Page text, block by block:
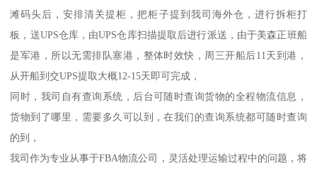
滩码头后，安排清关提柜，把柜子提到我司海外仓，进行拆柜打
板，送UPS仓库，由UPS仓库扫描提取后进行派送，由于美森正班船
是军港，所以无需排队塞港，整体时效快，周三开船后11天到港，
从开船到交UPS提取大概12-15天即可完成，
同时，我司自有查询系统，后台可随时查询货物的全程物流信息，
货物到了哪里，需要多久可以到，在我们的查询系统都可随时查询
的到，
我司作为专业从事于FBA物流公司，灵活处理运输过程中的问题，将